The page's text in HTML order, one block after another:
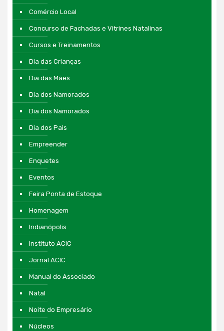
Comércio Local
Concurso de Fachadas e Vitrines Natalinas
Cursos e Treinamentos
Dia das Crianças
Dia das Mães
Dia dos Namorados
Dia dos Namorados
Dia dos Pais
Empreender
Enquetes
Eventos
Feira Ponta de Estoque
Homenagem
Indianópolis
Instituto ACIC
Jornal ACIC
Manual do Associado
Natal
Noite do Empresário
Núcleos